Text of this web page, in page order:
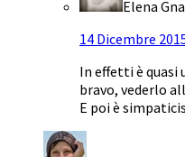
Elena
14 Dicembre
In effetti è quasi
bravo, vederlo
E poi è